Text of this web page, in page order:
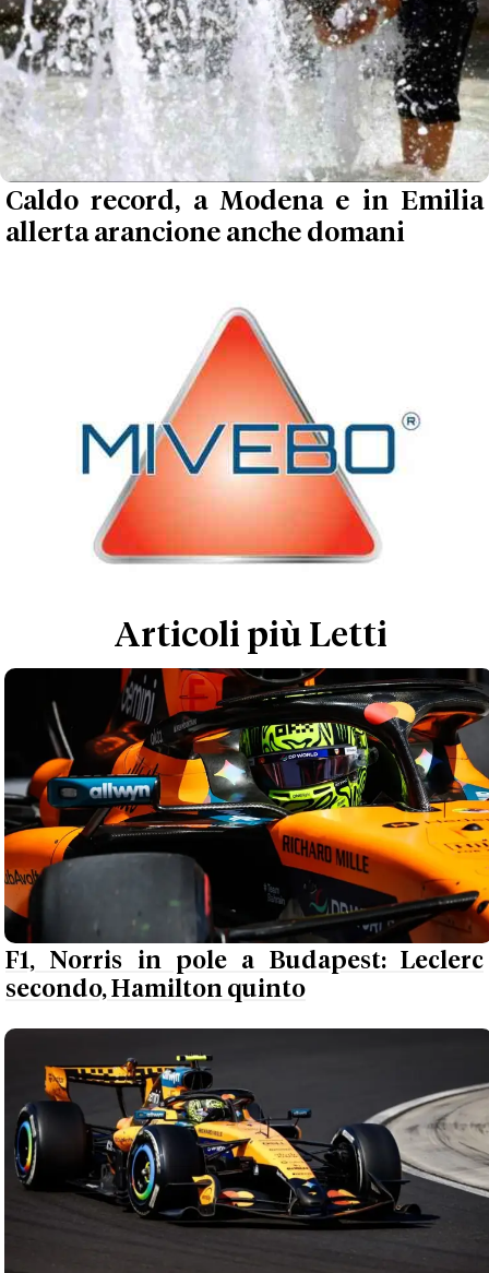
Caldo record, a Modena e in Emilia
allerta arancione anche domani
Articoli più Letti
F1, Norris in pole a Budapest: Leclerc
secondo, Hamilton quinto